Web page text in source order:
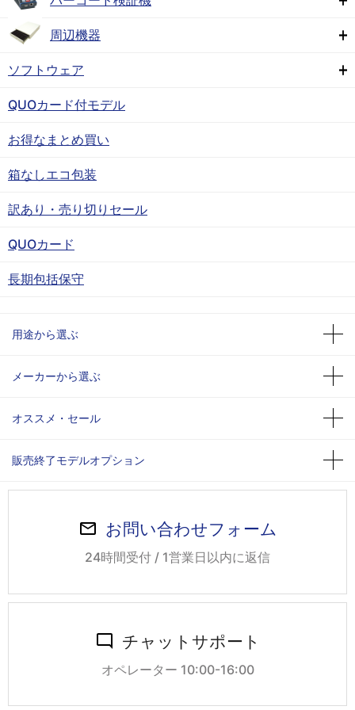
周辺機器
ソフトウェア
QUOカード付モデル
お得なまとめ買い
箱なしエコ包装
訳あり・売り切りセール
QUOカード
長期包括保守
用途から選ぶ
メーカーから選ぶ
オススメ・セール
販売終了モデルオプション
お問い合わせフォーム
24時間受付 / 1営業日以内に返信
チャットサポート
オペレーター 10:00-16:00